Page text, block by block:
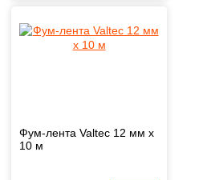
Фум-лента Valtec 12 мм х
10 м